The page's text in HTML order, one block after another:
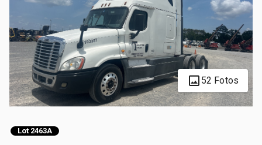
52 Fotos
Lot 2463A